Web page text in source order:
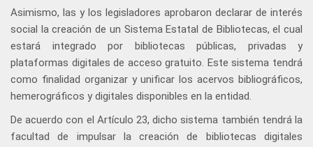
Asimismo, las y los legisladores aprobaron declarar de interés
social la creación de un Sistema Estatal de Bibliotecas, el cual
estará integrado por bibliotecas públicas, privadas y
plataformas digitales de acceso gratuito. Este sistema tendrá
como finalidad organizar y unificar los acervos bibliográficos,
hemerográficos y digitales disponibles en la entidad.
De acuerdo con el Artículo 23, dicho sistema también tendrá la
facultad de impulsar la creación de bibliotecas digitales